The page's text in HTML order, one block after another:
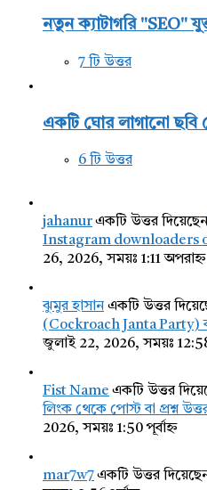
নতুন ক্যাটাগরি "SEO"
7 টি উত্তর
একটি ঘোর লাগানো ছবি
6 টি উত্তর
jahanurএকটি উত্তর
Instagram downloaders
26, 2026, সময়ঃ 1:11 অপরাহ্ন
ঝুমুর হাসানএকটি উত্তর
(Cockroach Janta Party)
জুলাই 22, 2026, সময়ঃ
Fist Name একটি উত্তর
লিংক থেকে পোস্ট বা প্রশ্ন
2026, সময়ঃ 1:50 পূর্বাহ্ন
mar7w7একটি উত্তর